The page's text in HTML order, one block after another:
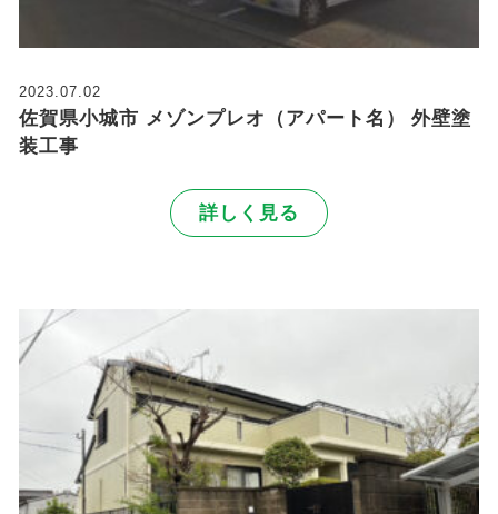
2023.07.02
佐賀県小城市 メゾンプレオ（アパート名） 外壁塗
装工事
詳しく見る